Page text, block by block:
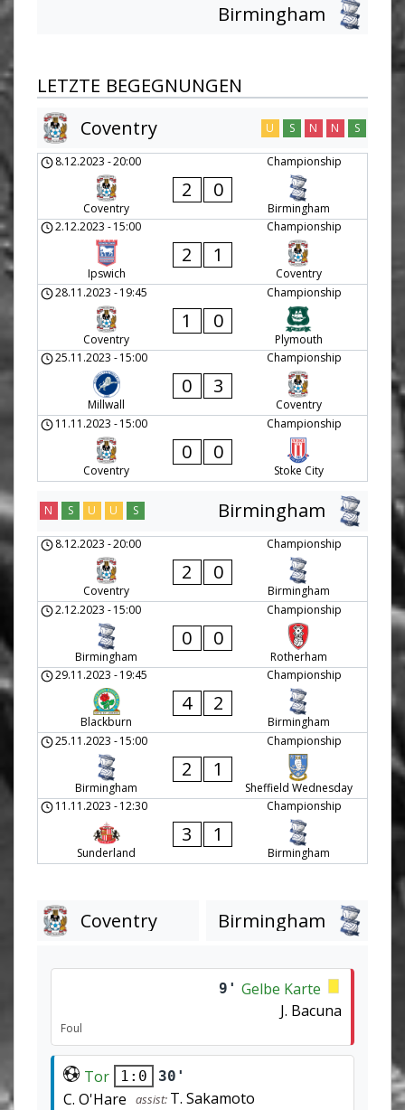
Birmingham
LETZTE BEGEGNUNGEN
Coventry
U S N N S
Championship
8.12.2023 -20:00
Coventry
2 0
Birmingham
Championship
2.12.2023 -15:00
Ipswich
2 1
Coventry
Championship
28.11.2023 -19:45
Coventry
1 0
Plymouth
Championship
25.11.2023 -15:00
Millwall
0 3
Coventry
Championship
11.11.2023 -15:00
Coventry
0 0
Stoke City
Birmingham
N S U U S
Championship
8.12.2023 -20:00
Coventry
2 0
Birmingham
Championship
2.12.2023 -15:00
Birmingham
0 0
Rotherham
Championship
29.11.2023 -19:45
Blackburn
4 2
Birmingham
Championship
25.11.2023 -15:00
Birmingham
2 1
Sheffield Wednesday
Championship
11.11.2023 -12:30
Sunderland
3 1
Birmingham
Coventry Birmingham
9' Gelbe Karte
J. Bacuna
Foul
Tor 1:0 30'
C. O'Hare assist: T. Sakamoto